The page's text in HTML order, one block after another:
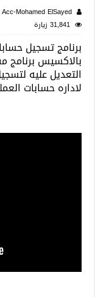
Acc-Mohamed ElSayed
31,841 زيارة
برنامج تسجيل
بالاكسيس
التعديل عليه
لاداره حسابات